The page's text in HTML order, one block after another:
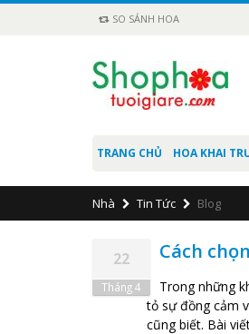
SO SÁNH HOA
TRANG CHỦ HOA KHAI
Nhà Tin Tức Blog
22
Tháng 4
Cách
Trong những
tỏ sự đồng cảm
cũng biết. Bài